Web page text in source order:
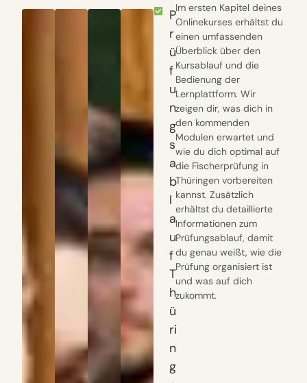
P
r
ü
f
u
n
g
s
a
b
l
a
u
f
T
h
ü
ri
n
g
Im ersten Kapitel deines
Onlinekurses erhältst du
einen umfassenden
Überblick über den
Kursablauf und die
Bedienung der
Lernplattform. Wir
zeigen dir, was dich in
den kommenden
Modulen erwartet und
wie du dich optimal auf
die Fischerprüfung in
Thüringen vorbereiten
kannst. Zusätzlich
erhältst du detaillierte
Informationen zum
Prüfungsablauf, damit
du genau weißt, wie die
Prüfung organisiert ist
und was auf dich
zukommt.